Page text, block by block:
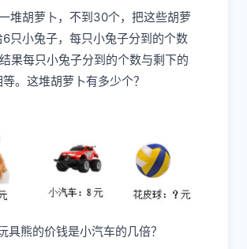
堆胡萝卜，不到30个，把这些胡萝
6只小兔子，每只小兔子分到的个数
果每只小兔子分到的个数与剩下的
。这堆胡萝卜有多少个？
玩具熊的价钱是小汽车的几倍？